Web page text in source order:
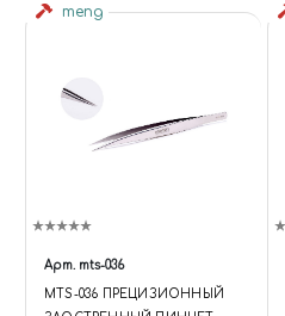
meng
Арт. mts-036
MTS-036 ПРЕЦИЗИОННЫЙ